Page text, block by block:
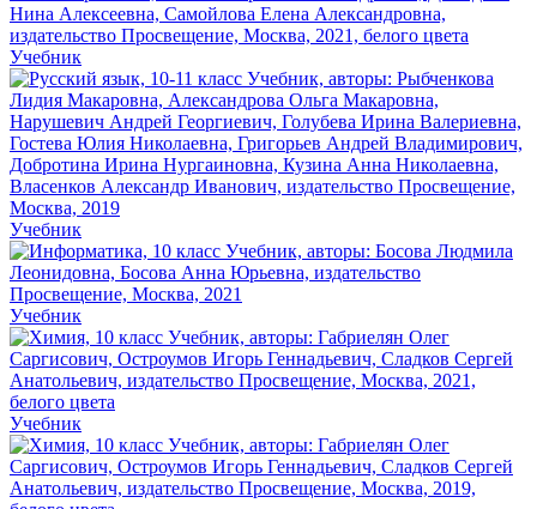
Учебник
Учебник
Учебник
Учебник